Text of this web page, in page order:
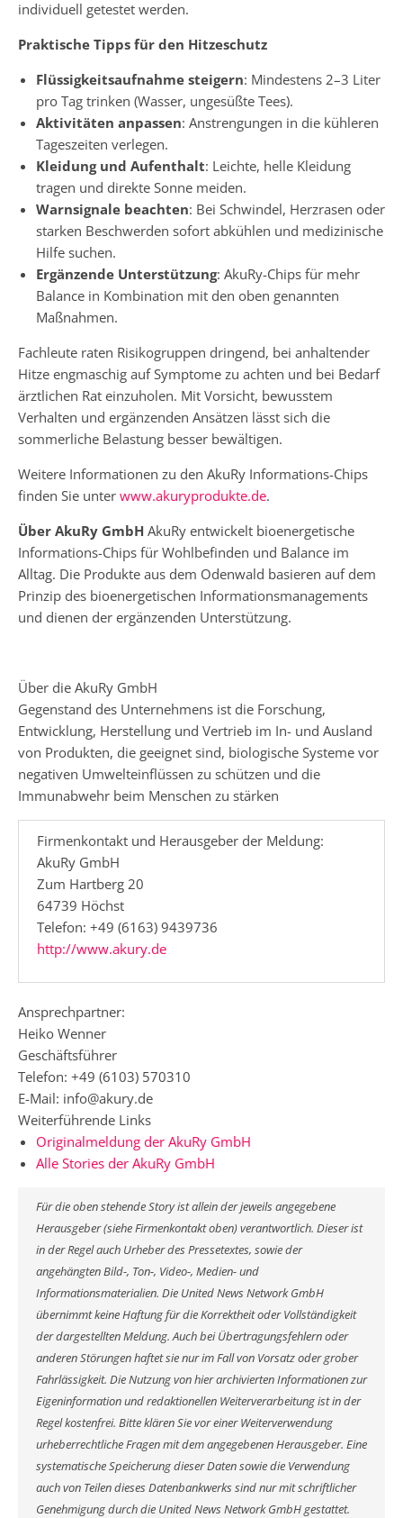
individuell getestet werden.
Praktische Tipps für den Hitzeschutz
Flüssigkeitsaufnahme steigern: Mindestens 2–3 Liter
pro Tag trinken (Wasser, ungesüßte Tees).
Aktivitäten anpassen: Anstrengungen in die kühleren
Tageszeiten verlegen.
Kleidung und Aufenthalt: Leichte, helle Kleidung
tragen und direkte Sonne meiden.
Warnsignale beachten: Bei Schwindel, Herzrasen oder
starken Beschwerden sofort abkühlen und medizinische
Hilfe suchen.
Ergänzende Unterstützung: AkuRy-Chips für mehr
Balance in Kombination mit den oben genannten
Maßnahmen.
Fachleute raten Risikogruppen dringend, bei anhaltender
Hitze engmaschig auf Symptome zu achten und bei Bedarf
ärztlichen Rat einzuholen. Mit Vorsicht, bewusstem
Verhalten und ergänzenden Ansätzen lässt sich die
sommerliche Belastung besser bewältigen.
Weitere Informationen zu den AkuRy Informations-Chips
finden Sie unter www.akuryprodukte.de.
Über AkuRy GmbH AkuRy entwickelt bioenergetische
Informations-Chips für Wohlbefinden und Balance im
Alltag. Die Produkte aus dem Odenwald basieren auf dem
Prinzip des bioenergetischen Informationsmanagements
und dienen der ergänzenden Unterstützung.
Über die AkuRy GmbH
Gegenstand des Unternehmens ist die Forschung,
Entwicklung, Herstellung und Vertrieb im In- und Ausland
von Produkten, die geeignet sind, biologische Systeme vor
negativen Umwelteinflüssen zu schützen und die
Immunabwehr beim Menschen zu stärken
Firmenkontakt und Herausgeber der Meldung:
AkuRy GmbH
Zum Hartberg 20
64739 Höchst
Telefon: +49 (6163) 9439736
http://www.akury.de
Ansprechpartner:
Heiko Wenner
Geschäftsführer
Telefon: +49 (6103) 570310
E-Mail: info@akury.de
Weiterführende Links
Originalmeldung der AkuRy GmbH
Alle Stories der AkuRy GmbH
Für die oben stehende Story ist allein der jeweils angegebene
Herausgeber (siehe Firmenkontakt oben) verantwortlich. Dieser ist
in der Regel auch Urheber des Pressetextes, sowie der
angehängten Bild-, Ton-, Video-, Medien- und
Informationsmaterialien. Die United News Network GmbH
übernimmt keine Haftung für die Korrektheit oder Vollständigkeit
der dargestellten Meldung. Auch bei Übertragungsfehlern oder
anderen Störungen haftet sie nur im Fall von Vorsatz oder grober
Fahrlässigkeit. Die Nutzung von hier archivierten Informationen zur
Eigeninformation und redaktionellen Weiterverarbeitung ist in der
Regel kostenfrei. Bitte klären Sie vor einer Weiterverwendung
urheberrechtliche Fragen mit dem angegebenen Herausgeber. Eine
systematische Speicherung dieser Daten sowie die Verwendung
auch von Teilen dieses Datenbankwerks sind nur mit schriftlicher
Genehmigung durch die United News Network GmbH gestattet.